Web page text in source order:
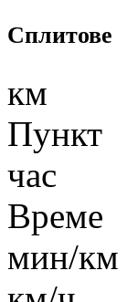
Сплитове
км
Пункт
час
Време
мин/км